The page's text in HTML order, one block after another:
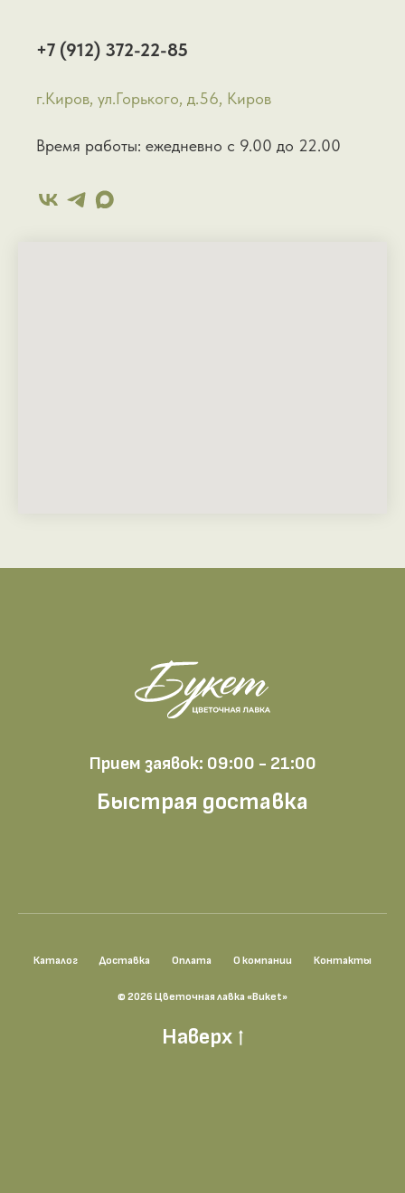
+7 (912) 372-22-85
г.Киров, ул.Горького, д.56, Киров
Время работы: ежедневно с 9.00 до 22.00
Прием заявок: 09:00 - 21:00
Быстрая доставка
Каталог Доставка Оплата О компании Контакты
© 2026 Цветочная лавка «Buket»
Наверх